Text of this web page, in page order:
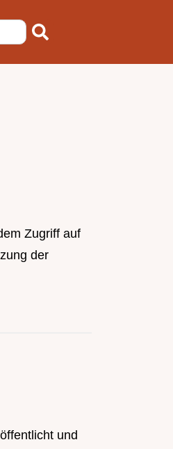
Zugriff auf
der
und